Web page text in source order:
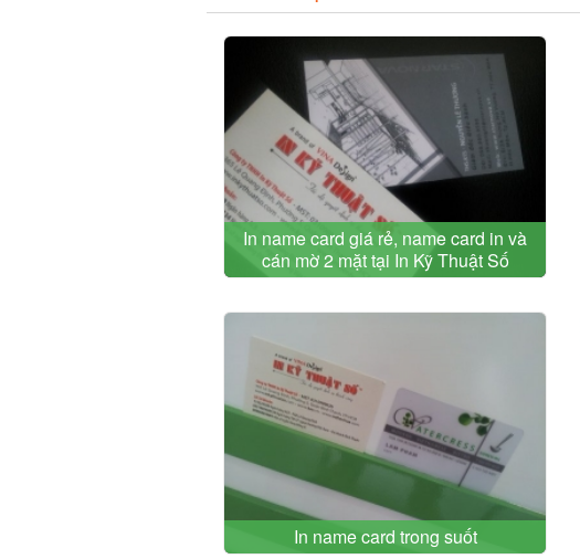
In name card giá rẻ, name card in và
cán mờ 2 mặt tại In Kỹ Thuật Số
In name card trong suốt